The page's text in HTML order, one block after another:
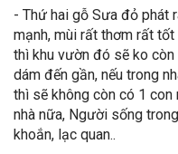
- Thứ hai gỗ Sưa đỏ phát
mạnh, mùi rất thơm rất
thì khu vườn đó sẽ ko
dám đến gần, nếu trong
thì sẽ không còn có 1 con
nhà nữa, Người sống
khoắn, lạc quan..